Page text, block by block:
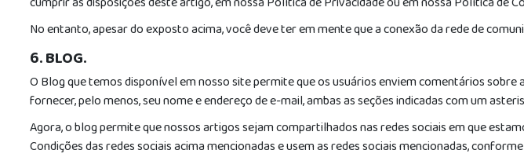
No entanto, apesar do exposto acima, você deve ter em mente que a conexão da rede de
6. BLOG.
O Blog que temos disponível em nosso site permite que os usuários enviem comentários
fornecer, pelo menos, seu nome e endereço de e-mail, ambas as seções indicadas com um
Agora, o blog permite que nossos artigos sejam compartilhados nas redes sociais em que
Condições das redes sociais acima mencionadas e usem as redes sociais mencionadas,